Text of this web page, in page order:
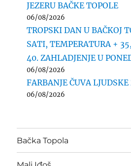
JEZERU BAČKE TOPOLE
06/08/2026
TROPSKI DAN U BAČKOJ
SATI, TEMPERATURA +
40. ZAHLADJENJE U
06/08/2026
FARBANJE ČUVA
06/08/2026
Bačka Topola